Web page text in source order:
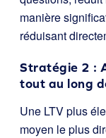
manière
réduisant
Stratégie 2 :
tout au long
Une LTV plus
moyen le plus